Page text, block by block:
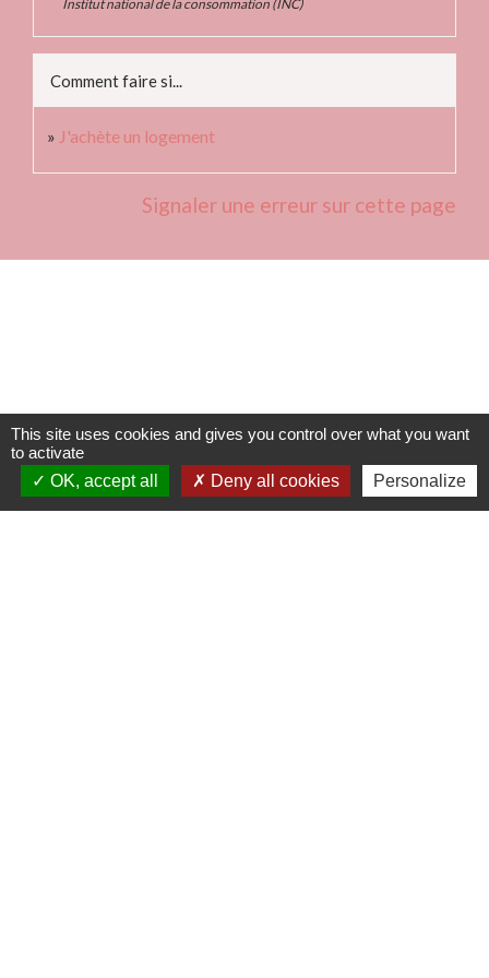
Institut national de la consommation (INC)
Comment faire si...
J'achète un logement
Signaler une erreur sur cette page
69820 Fleurie - FRANCE
+33 4 74 04 10 44
info@fleurie.org
This site uses cookies and gives you control over what you want
to activate
OK, accept all
Deny all cookies Personalize